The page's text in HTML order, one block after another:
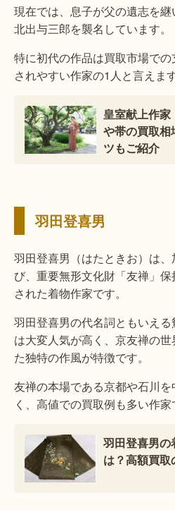
現在では、息子が父の遺志を
北出与三郎を襲名しています。
特に初代の作品は買取市場で
されやすい作家の1人と言えます
皇室献上作
や帯の買取相
ツもご紹介
羽田登喜男
羽田登喜男（はたときお）は
び、重要無形文化財「友禅」
された着物作家です。
羽田登喜男の代名詞ともいえ
は大変人気が高く、京友禅の
た独特の作風が特徴です。
友禅の本場である京都や石川
く、高値での買取例も多い作家
羽田登喜男の
は？高額買取